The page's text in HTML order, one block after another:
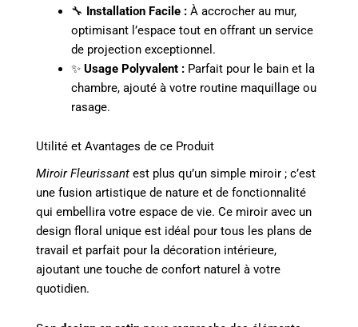
🔧 Installation Facile :À accrocher au mur,
optimisant l’espace tout en offrant un service
de projection exceptionnel.
✨ Usage Polyvalent :Parfait pour le bain et la
chambre, ajouté à votre routine maquillage ou
rasage.
Utilité et Avantages de ce Produit
Miroir Fleurissant est plus qu’un simple miroir ; c’est
une fusion artistique de nature et de fonctionnalité
qui embellira votre espace de vie. Ce miroir avec un
design floral unique est idéal pour tous les plans de
travail et parfait pour la décoration intérieure,
ajoutant une touche de confort naturel à votre
quotidien.